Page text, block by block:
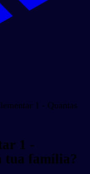
1 - Quantas
1 -
tua família?